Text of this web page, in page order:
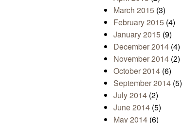
March 2015 (3)
February 2015 (4)
January 2015 (9)
December 2014 (4)
November 2014 (2)
October 2014 (6)
September 2014 (5)
July 2014 (2)
June 2014 (5)
May 2014 (6)